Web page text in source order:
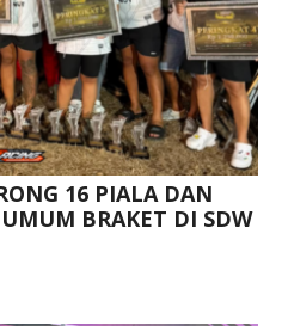
16 PIALA DAN
BRAKET DI SDW